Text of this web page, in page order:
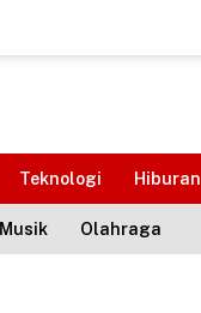
Teknologi Hiburan
Musik Olahraga